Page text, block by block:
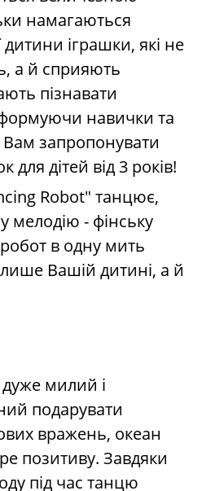
намагаються
іграшки, які не
а й сприяють
пізнавати
навички та
Вам запропонувати
для дітей від 3 років!
Robot" танцює,
мелодію - фінську
в одну мить
лише Вашій дитині, а й
милий і
подарувати
вражень, океан
позитиву. Завдяки
під час танцю